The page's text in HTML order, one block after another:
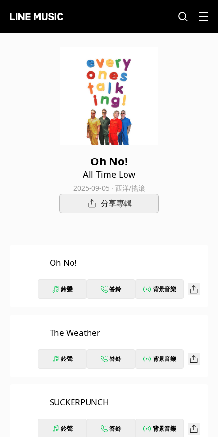
Oh No!
All Time Low
2025-09-05 · 西洋/搖滾
分享專輯
Oh No!
鈴聲 答鈴 背景音樂
The Weather
鈴聲 答鈴 背景音樂
SUCKERPUNCH
鈴聲 答鈴 背景音樂